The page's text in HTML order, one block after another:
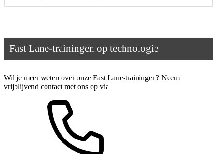
Fast Lane-trainingen op technologie
Wil je meer weten over onze Fast Lane-trainingen? Neem
vrijblijvend contact met ons op via